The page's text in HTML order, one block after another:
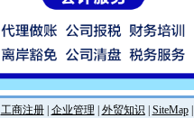
工商注册| 企业管理 外贸知识 SiteMap|